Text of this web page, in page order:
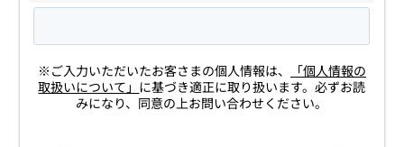
※ご入力いただいたお客さまの個人情報は、
「個人情報の
取扱いについて」 に基づき適正に取り扱います。必ずお読
みになり、同意の上お問い合わせください。